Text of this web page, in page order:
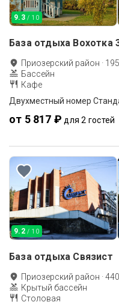
9.3 / 10
База отдыха Вохотка
Приозерский район · 195
Бассейн
Кафе
Двухместный номер
от 5 817 ₽ для 2 гостей
9.2 / 10
База отдыха Связист
Приозерский район ·440
Крытый бассейн
Столовая